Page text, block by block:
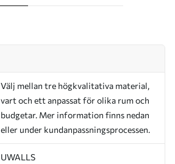
Välj mellan tre högkvalitativa material,
vart och ett anpassat för olika rum och
budgetar. Mer information finns nedan
eller under kundanpassningsprocessen.
UWALLS